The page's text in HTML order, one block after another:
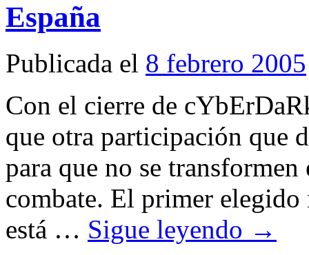
España
Publicada el 8 febrero 2005
Con el cierre de
que otra participación que
para que no se
combate. El primer elegido
está … Sigue leyendo →